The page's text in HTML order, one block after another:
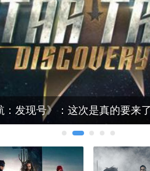
：发现号》：这次是真的要来
影业喜剧电影 《自杀小队
季又添新常规角色 盘点DC漫
独家
季又添新常规角色 盘点DC漫
美而强大的女人
开拍，导演是？！ 《我们的生
HBO确认《权力的游戏》前传及最终季计划 获得六神